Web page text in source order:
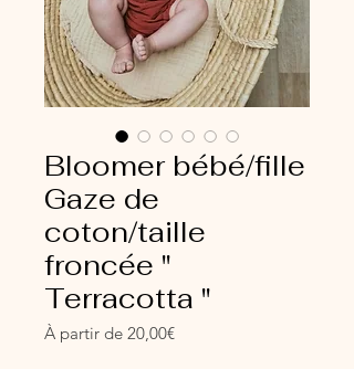
Bloomer bébé/fille
Gaze de
coton/taille
froncée "
Terracotta "
À partir de 20,00€Prix